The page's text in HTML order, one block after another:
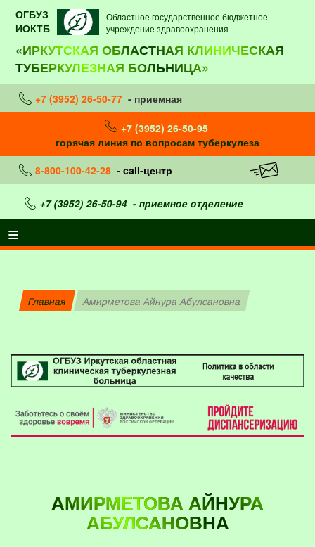
ОГБУЗ
ИОКТБ
Областное государственное бюджетное
учреждение здравоохранения
«ИРКУТСКАЯ ОБЛАСТНАЯ КЛИНИЧЕСКАЯ
ТУБЕРКУЛЕЗНАЯ БОЛЬНИЦА»
+7 (3952) 26-50-77 - приемная
+7 (3952) 26-50-95
горячая линия по вопросам туберкулеза
8-800-100-42-28 - call-центр
+7 (3952) 26-50-94- приемное отделение
Главная Амирметова Айнура Абулсановна
АМИРМЕТОВА АЙНУРА
АБУЛСАНОВНА